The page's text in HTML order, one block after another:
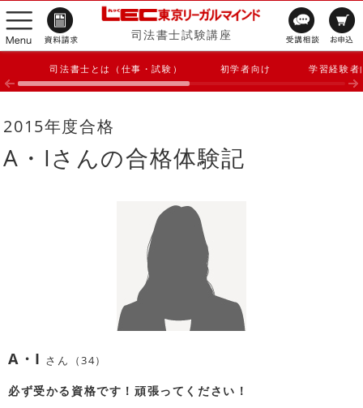
司法書士試験講座
司法書士とは（仕事・試験） 初学者向け 学習経験者
2015年度合格
A・Iさんの合格体験記
A・I さん（34）
必ず受かる資格です！頑張ってください！